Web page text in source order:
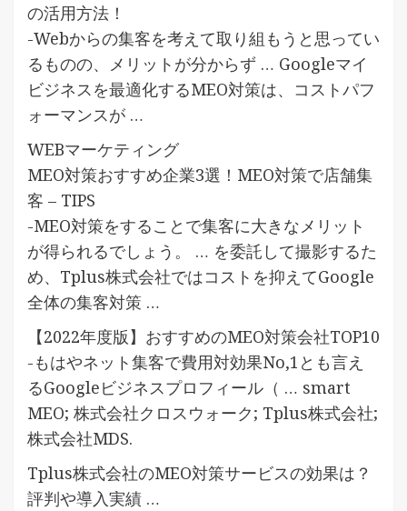
の活用方法！
-Webからの集客を考えて取り組もうと思ってい
るものの、メリットが分からず … Googleマイ
ビジネスを最適化するMEO対策は、コストパフ
ォーマンスが …
WEBマーケティング
MEO対策おすすめ企業3選！MEO対策で店舗集
客 – TIPS
-MEO対策をすることで集客に大きなメリット
が得られるでしょう。 … を委託して撮影するた
め、Tplus株式会社ではコストを抑えてGoogle
全体の集客対策 …
【2022年度版】おすすめのMEO対策会社TOP10
-もはやネット集客で費用対効果No,1とも言え
るGoogleビジネスプロフィール（ … smart
MEO; 株式会社クロスウォーク; Tplus株式会社;
株式会社MDS.
Tplus株式会社のMEO対策サービスの効果は？
評判や導入実績 …